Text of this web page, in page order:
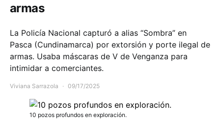
armas
La Policía Nacional capturó a alias “Sombra” en
Pasca (Cundinamarca) por extorsión y porte ilegal de
armas. Usaba máscaras de V de Venganza para
intimidar a comerciantes.
Viviana Sarrazola 09/17/2025
10 pozos profundos en exploración.